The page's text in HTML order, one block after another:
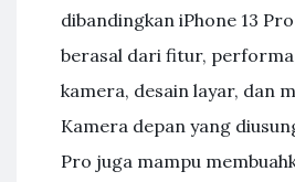
dibandingkan iPhone 13
berasal dari fitur,
kamera, desain layar, dan
Kamera depan yang
Pro juga mampu